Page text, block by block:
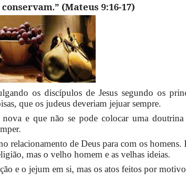
(Mateus 9:16-17)
os discípulos de Jesus segundo os
que os judeus deveriam jejuar sempre.
nova e que não se pode colocar uma
.
relacionamento de Deus para com os homens.
mas o velho homem e as velhas ideias.
e o jejum em si, mas os atos feitos por